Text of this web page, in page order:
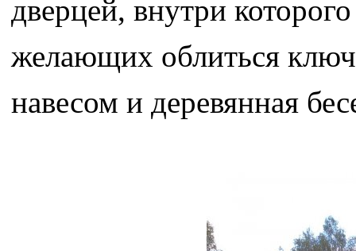
дверцей, внутри
желающих облиться
навесом и деревянная